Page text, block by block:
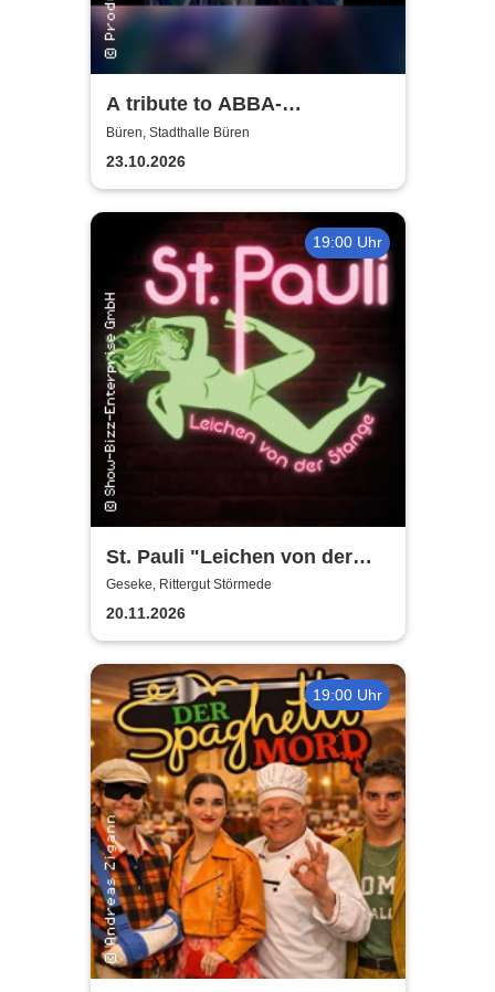
A tribute to ABBA-
unforgettable Konzert
Büren, Stadthalle Büren
23.10.2026
19:00 Uhr
St. Pauli "Leichen von der
Stange" - Krimi-Dinner
Geseke, Rittergut Störmede
20.11.2026
19:00 Uhr